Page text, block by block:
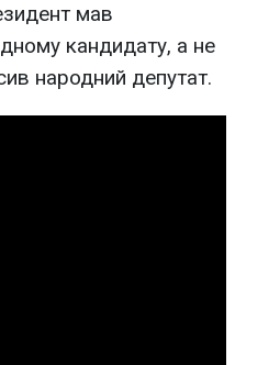
мав
кандидату, а не
народний депутат.